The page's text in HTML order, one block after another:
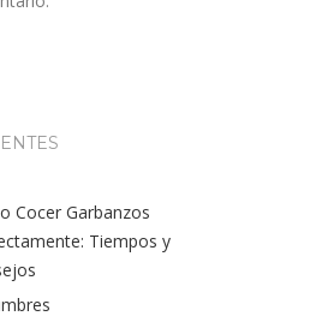
Cocer Garbanzos
Tiempos y